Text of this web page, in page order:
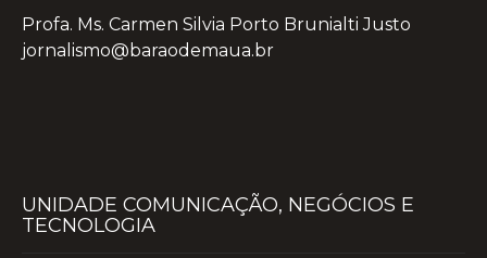
Profa. Ms. Carmen Silvia Porto Brunialti Justo
jornalismo@baraodemaua.br
UNIDADE COMUNICAÇÃO, NEGÓCIOS E
TECNOLOGIA